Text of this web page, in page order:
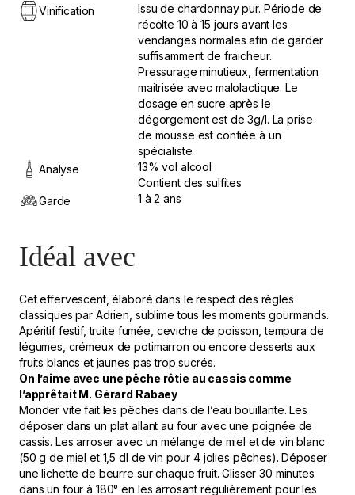
Vinification
Issu de chardonnay pur. Période de
récolte 10 à 15 jours avant les
vendanges normales afin de garder
suffisamment de fraicheur.
Pressurage minutieux, fermentation
maitrisée avec malolactique. Le
dosage en sucre après le
dégorgement est de 3g/l. La prise
de mousse est confiée à un
spécialiste.
Analyse
13% vol alcool
Contient des sulfites
Garde
1 à 2 ans
Idéal avec
Cet effervescent, élaboré dans le respect des règles
classiques par Adrien, sublime tous les moments gourmands.
Apéritif festif, truite fumée, ceviche de poisson, tempura de
légumes, crémeux de potimarron ou encore desserts aux
fruits blancs et jaunes pas trop sucrés.
On l’aime avec une pêche rôtie au cassis comme
l’apprêtait M. Gérard Rabaey
Monder vite fait les pêches dans de l’eau bouillante. Les
déposer dans un plat allant au four avec une poignée de
cassis. Les arroser avec un mélange de miel et de vin blanc
(50 g de miel et 1,5 dl de vin pour 4 jolies pêches). Déposer
une lichette de beurre sur chaque fruit. Glisser 30 minutes
dans un four à 180° en les arrosant régulièrement pour les